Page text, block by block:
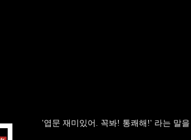
'엽문 재미있어. 꼭봐! 통쾌해!' 라는 말